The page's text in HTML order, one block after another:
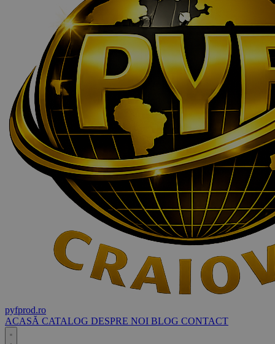
pyfprod.ro
ACASĂ CATALOG DESPRE NOI BLOG CONTACT